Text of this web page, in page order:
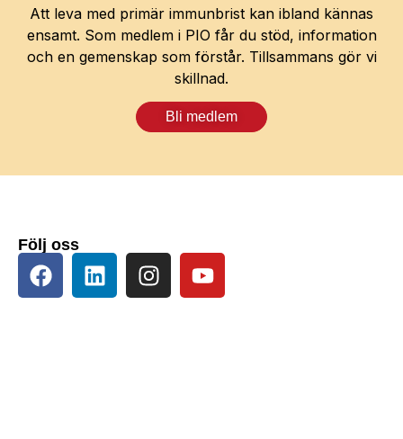
Att leva med primär immunbrist kan ibland kännas
ensamt. Som medlem i PIO får du stöd, information
och en gemenskap som förstår. Tillsammans gör vi
skillnad.
Bli medlem
Följ oss